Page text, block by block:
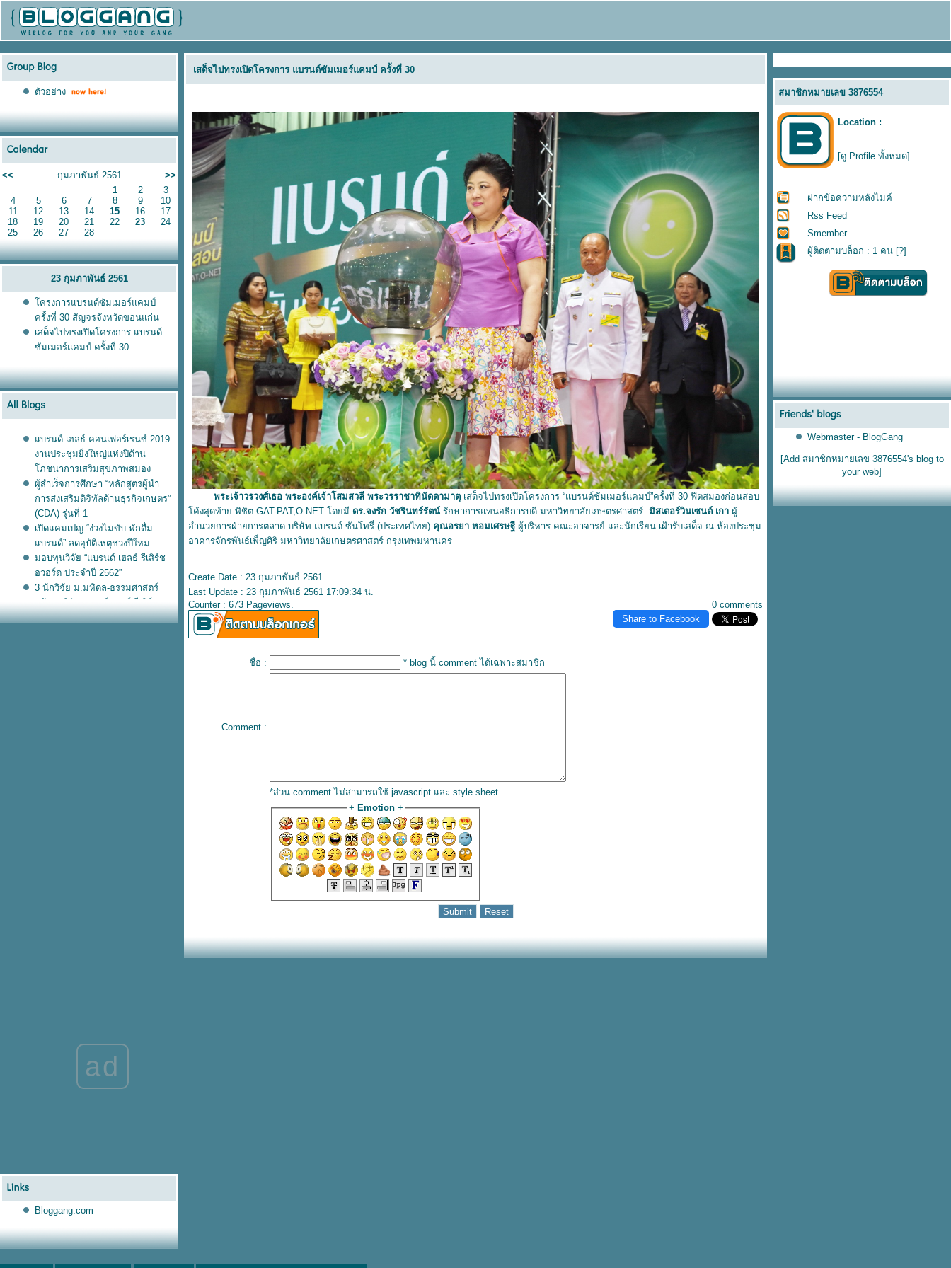
ตัวอย่าง
<< กุมภาพันธ์ 2561
>>
1
2
3
4
5 6 7 8 9
10
11
12 13 14 15 16
17
18
19 20 21 22 23
24
25
26 27 28
23 กุมภาพันธ์ 2561
ครงการแบรนด์ซัมเมอร์แคมป์
ครั้งที่ 30 สัญจรจังหวัดขอนแก่น
เสด็จไปทรงเปิดโครงการ แบรนด์
ซัมเมอร์แคมป์ ครั้งที่ 30
บรนด์ เฮลธ์ คอนเฟอร์เรนซ์ 2019
งานประชุมยิ่งใหญ่แห่งปีด้าน
ภชนาการเสริมสุขภาพสมอง
ผู้สำเร็จการศึกษา “หลักสูตรผู้นำ
การส่งเสริมดิจิทัลด้านธุรกิจเกษตร”
(CDA) รุ่นที่ 1
เปิดแคมเปญ “ง่วงไม่ขับ พักดื่ม
บรนด์” ลดอุบัติเหตุช่วงปีใหม่
มอบทุนวิจัย “แบรนด์ เฮลธ์ รีเสิร์ช
อวอร์ด ประจำปี 2562”
3 นักวิจัย ม.มหิดล-ธรรมศาสตร์
คว้าทุนวิจัยแบรนด์ เฮลธ์ รีเสิร์ช อ
วอร์ด 2019
ทันนวัตกรรมดิจิทัลต่างๆ
เปิด “แบรนด์ซัมเมอร์แคมป์พลัส :
ทอล์ค แอนด์ เวิร์คช็อป”
มลง”
พลัส
กิจกรรม “แบรนด์ซัมเมอร์แคมป์
พลัส : ทอล์ค แอนด์ เวิร์คช็อป”
อีก 2 วันเท่านั้น!!! ชวนน้องๆ มา
อัพเกรดสมองกับ แบรนด์ซัมเมอร์
เสด็จไปทรงเปิดโครงการ แบรนด์ซัมเมอร์แคมป์ ครั้งที่ 30
พระเจ้าวรวงศ์เธอ พระองค์เจ้าโสมสวลี พระวรราชาทินัดดามาตุ เสด็จไปทรงเปิดโครงการ “แบรนด์ซัมเมอร์แคมป์”ครั้งที่ 30 ฟิตสมองก่อนสอบ
ค้งสุดท้าย พิชิต GAT-PAT,O-NET โดยมี ดร.จงรัก วัชรินทร์รัตน์ รักษาการแทนอธิการบดี มหาวิทยาลัยเกษตรศาสตร์ มิสเตอร์วินเซนต์ เกา ผู้
อำนวยการฝ่ายการตลาด บริษัท แบรนด์ ซันโทรี่ (ประเทศไทย) คุณอรยา หอมเศรษฐี ผู้บริหาร คณะอาจารย์ และนักเรียน เฝ้ารับเสด็จ ณ ห้องประชุม
อาคารจักรพันธ์เพ็ญศิริ มหาวิทยาลัยเกษตรศาสตร์ กรุงเทพมหานคร
Create Date : 23 กุมภาพันธ์ 2561
Last Update : 23 กุมภาพันธ์ 2561 17:09:34 น.
0 comments
Counter : 673 Pageviews.
Share to Facebook
ชื่อ : * blog นี้ comment ได้เฉพาะสมาชิก
Comment :
*ส่วน comment ไม่สามารถใช้ javascript และ style sheet
+ Emotion+
สมาชิกหมายเลข 3876554
Location :
[ดู Profile ทั้งหมด]
ฝากข้อความหลังไมค์
Rss Feed
Smember
ผู้ติดตามบล็อก : 1 คน [?]
Webmaster - BlogGang
[Add สมาชิกหมายเลข 3876554's blog to
your web]
ad
Bloggang.com